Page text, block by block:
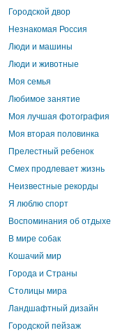
Городской двор
Незнакомая Россия
Люди и машины
Люди и животные
Моя семья
Любимое занятие
Моя лучшая фотография
Моя вторая половинка
Прелестный ребенок
Смех продлевает жизнь
Неизвестные рекорды
Я люблю спорт
Воспоминания об отдыхе
В мире собак
Кошачий мир
Города и Страны
Столицы мира
Ландшафтный дизайн
Городской пейзаж